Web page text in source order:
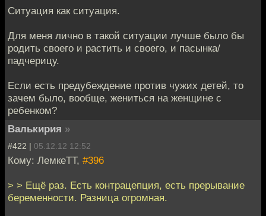
Ситуация как ситуация.
Для меня лично в такой ситуации лучше было бы
родить своего и растить и своего, и пасынка/
падчерицу.
Если есть предубеждение против чужих детей, то
зачем было, вообще, жениться на женщине с
ребенком?
Валькирия »
#422 | 05.12.12 12:52
Кому: ЛемкеТТ, #396
> > Ещё раз. Есть контрацепция, есть прерывание
беременности. Разница огромная.